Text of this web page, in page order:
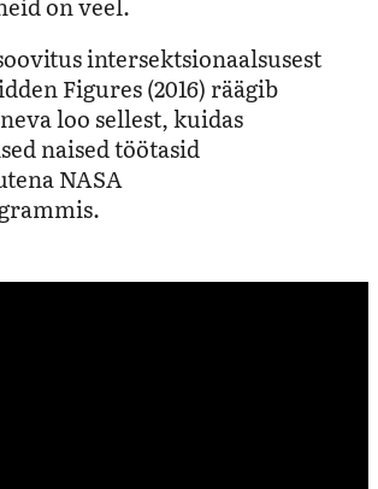
intersektsionaalsusest
Figures (2016) räägib
loo sellest, kuidas
naised töötasid
NASA